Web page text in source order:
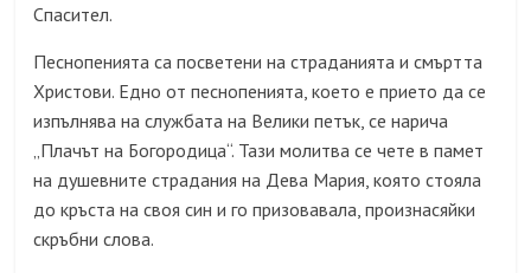
Спасител.
Песнопенията са посветени на страданията и смъртта
Христови. Едно от песнопенията, което е прието да се
изпълнява на службата на Велики петък, се нарича
„Плачът на Богородица“. Тази молитва се чете в памет
на душевните страдания на Дева Мария, която стояла
до кръста на своя син и го призовавала, произнасяйки
скръбни слова.